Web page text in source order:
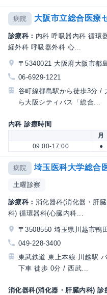
病院 大阪市立総合医療
診療科： 内科 呼吸器内科 循環
経外科 呼吸器外科 心...
〒5340021 大阪府大阪市都
06-6929-1221
谷町線都島駅から徒歩3分 /
ら大阪シティバス「総合...
内科 診療時間
月
09:00-17:00
●
病院 埼玉医科大学総合
土曜診察
診療科： 消化器科(消化器・肝
科) 循環器科(心臓内科...
〒3508550 埼玉県川越市鴨
049-228-3400
東武鉄道 東上本線 川越駅
下車 徒歩 0分 / 西武...
消化器科(消化器・肝臓内科) 診